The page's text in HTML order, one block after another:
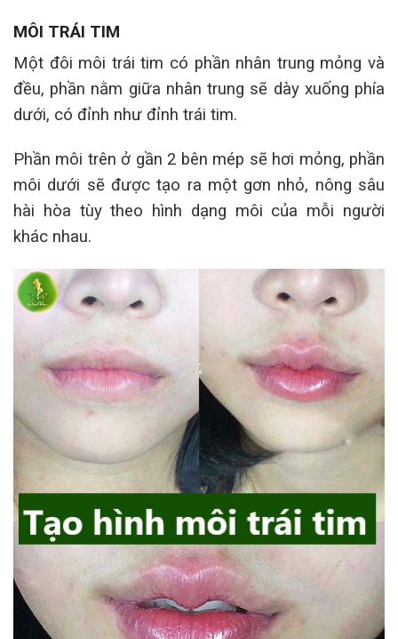
MÔI TRÁI TIM
Một đôi môi trái tim có phần nhân trung mỏng và
đều, phần nằm giữa nhân trung sẽ dày xuống phía
dưới, có đỉnh như đỉnh trái tim.
Phần môi trên ở gần 2 bên mép sẽ hơi mỏng, phần
môi dưới sẽ được tạo ra một gơn nhỏ, nông sâu
hài hòa tùy theo hình dạng môi của mỗi người
khác nhau.